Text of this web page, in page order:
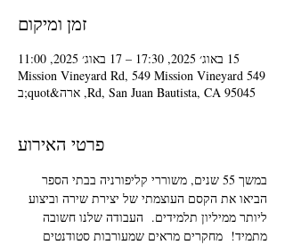
זמן ומיקום
15 באוג׳ 2025, 17:30 – 17 באוג׳ 2025, 11:00
549 Mission Vineyard Rd, 549 Mission Vineyard
Rd, San Juan Bautista, CA 95045, ארה&quot;ב
פרטי האירוע
במשך 55 שנים, משוררי קליפורניה בבתי הספר
הביאו את הקסם העוצמתי של יצירת שירה וביצוע
ליותר ממיליון תלמידים.  העבודה שלנו חשובה
מתמיד!  מחקרים מראים שמעורבות סטודנטים